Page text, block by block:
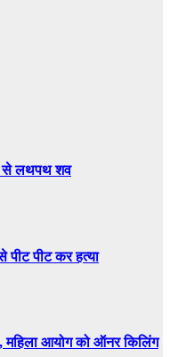
से लथपथ शव
पीट पीट कर हत्या
महिला आयोग को ऑनर किलिंग